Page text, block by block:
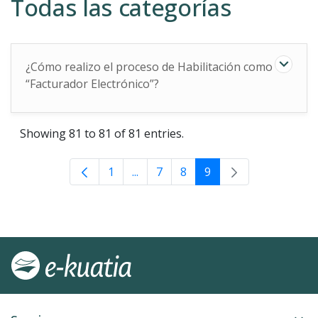
Todas las categorías
¿Cómo realizo el proceso de Habilitación como
“Facturador Electrónico”?
Showing 81 to 81 of 81 entries.
1 ...Intermediate Pages Use TAB to
7 8 9